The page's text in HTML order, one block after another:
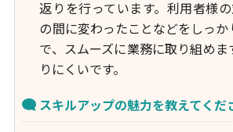
返りを行っています。利用者様
の間に変わったことなどをしっ
で、スムーズに業務に取り組め
りにくいです。
スキルアップの魅力を教えてくだ